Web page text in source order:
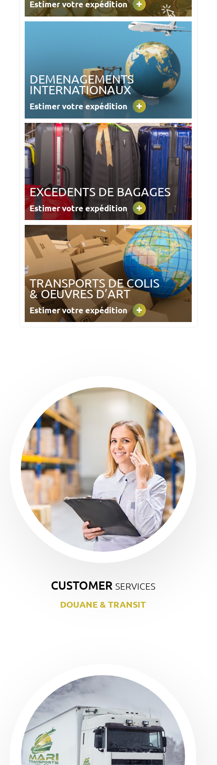
Estimer votre expédition
DEMENAGEMENTS
INTERNATIONAUX
Estimer votre expédition
EXCEDENTS DE BAGAGES
Estimer votre expédition
TRANSPORTS DE COLIS
& OEUVRES D’ART
Estimer votre expédition
CUSTOMER SERVICES
DOUANE & TRANSIT